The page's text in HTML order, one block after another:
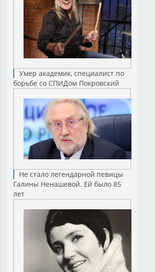
Умер академик, специалист по
борьбе со СПИДом Покровский
Не стало легендарной певицы
Галины Ненашевой. Ей было 85
лет